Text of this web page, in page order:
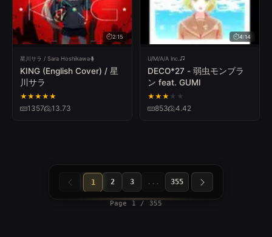
2:15
星川サラ / Sara Hoshikawa
KING (English Cover) / 星
川サラ
★★★★★
1357 13.73
4:14
U/M/A/A Inc.
DECO*27 - 弱虫モンブラ
ン feat. GUMI
★★★ ★ ★
853 4.42
1 2 3 ... 355
Page 1 / 355